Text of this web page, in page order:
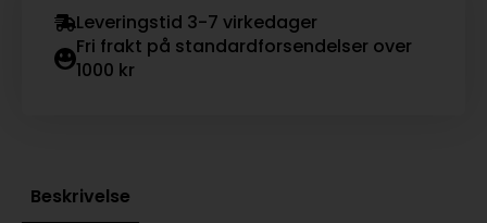
Leveringstid 3-7 virkedager
Fri frakt på standardforsendelser over
1000 kr
Beskrivelse